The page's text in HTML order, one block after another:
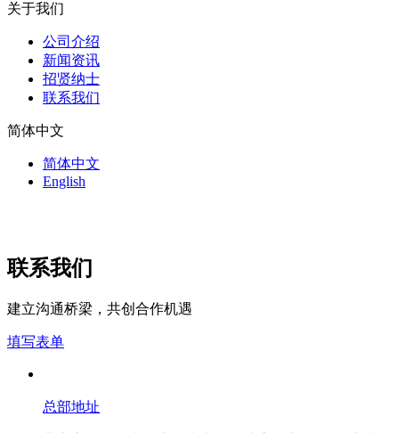
关于我们
公司介绍
新闻资讯
招贤纳士
联系我们
简体中文
简体中文
English
联系我们
建立沟通桥梁，共创合作机遇
填写表单
总部地址